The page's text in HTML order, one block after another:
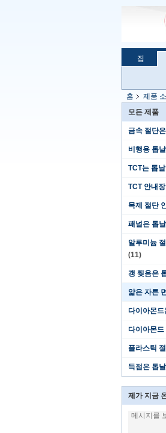
집
홈 제품
모든 제품
금속 절단
비행용 톱날
TCT는 톱
TCT 안내
목제 절단
패널은 톱
알루미늄
(11)
갱 찢음은
얇은 자른
다이아몬
다이아몬
플라스틱
득점은 톱
제가 지금